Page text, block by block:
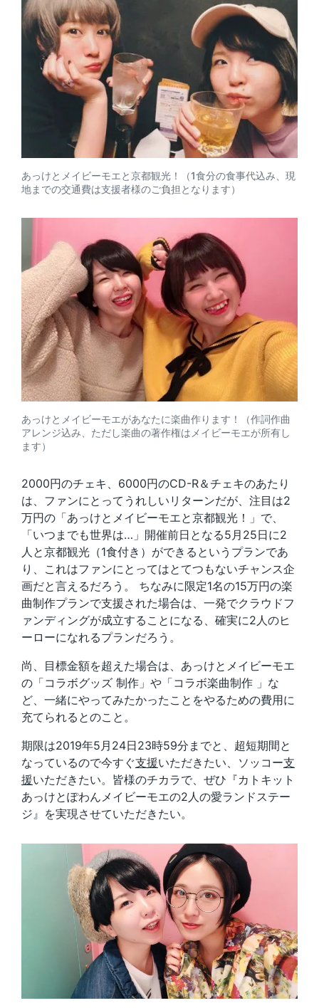
あっけとメイビーモエと京都観光！（1食分の食事代込み、現
地までの交通費は支援者様のご負担となります）
あっけとメイビーモエがあなたに楽曲作ります！（作詞作曲
アレンジ込み、ただし楽曲の著作権はメイビーモエが所有し
ます）
2000円のチェキ、6000円のCD-R＆チェキのあたり
は、ファンにとってうれしいリターンだが、注目は2
万円の「あっけとメイビーモエと京都観光！」で、
「いつまでも世界は…」開催前日となる5月25日に2
人と京都観光（1食付き）ができるというプランであ
り、これはファンにとってはとてつもないチャンス企
画だと言えるだろう。 ちなみに限定1名の15万円の楽
曲制作プランで支援された場合は、一発でクラウドフ
ァンディングが成立することになる、確実に2人のヒ
ーローになれるプランだろう。
尚、目標金額を超えた場合は、あっけとメイビーモエ
の「コラボグッズ 制作」や「コラボ楽曲制作 」な
ど、一緒にやってみたかったことをやるための費用に
充てられるとのこと。
期限は2019年5月24日23時59分までと、超短期間と
なっているので今すぐ支援いただきたい、ソッコー支
援いただきたい。皆様のチカラで、ぜひ『カトキット
あっけとぽわんメイビーモエの2人の愛ランドステー
ジ』を実現させていただきたい。